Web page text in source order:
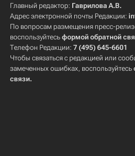
Главный редактор: Гаврилова А.В.
Адрес электронной почты Редакции:
По вопросам размещения пресс-
воспользуйтесьформой обратной
Телефон Редакции: 7 (495) 645-6601
Чтобы связаться с редакцией или
замеченных ошибках, воспользуйтесь
связи.